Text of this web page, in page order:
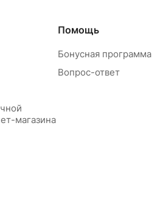
магазина
Помощь
Бонусная программа
Вопрос-ответ